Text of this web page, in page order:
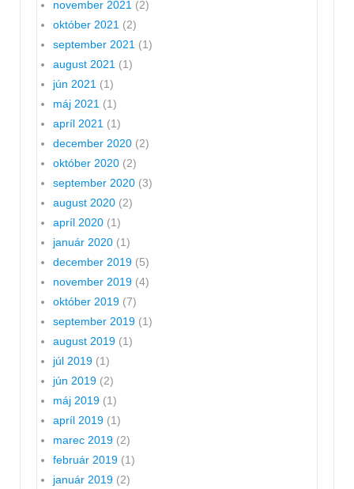
november 2021 (2)
október 2021 (2)
september 2021 (1)
august 2021 (1)
jún 2021 (1)
máj 2021 (1)
apríl 2021 (1)
december 2020 (2)
október 2020 (2)
september 2020 (3)
august 2020 (2)
apríl 2020 (1)
január 2020 (1)
december 2019 (5)
november 2019 (4)
október 2019 (7)
september 2019 (1)
august 2019 (1)
júl 2019 (1)
jún 2019 (2)
máj 2019 (1)
apríl 2019 (1)
marec 2019 (2)
február 2019 (1)
január 2019 (2)